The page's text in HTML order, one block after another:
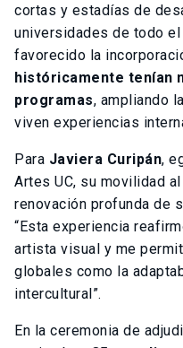
cortas y estadías de
universidades de todo el
favorecido la
históricamente tenían
programas, ampliando
viven experiencias
Para Javiera Curipán,
Artes UC, su movilidad
renovación profunda de
“Esta experiencia
artista visual y me
globales como la
intercultural”.
En la ceremonia de